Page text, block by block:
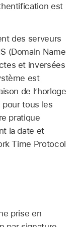
est
des serveurs
(Domain Name
et inversées
est
de l’horloge
tous les
pratique
la date et
Time Protocol
prise en